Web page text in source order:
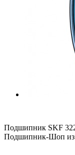
Подшипник SKF
Подшипник-Шоп из